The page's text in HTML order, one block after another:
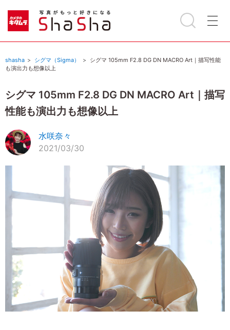
shasha シグマ（Sigma）
シグマ 105mm F2.8 DG DN MACRO Art｜描写性能
も演出力も想像以上
シグマ 105mm F2.8 DG DN MACRO Art｜描写
性能も演出力も想像以上
水咲奈々
2021/03/30